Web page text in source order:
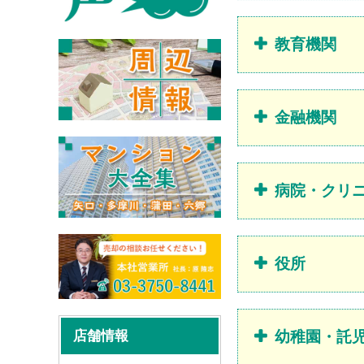
店舗情報
教育機関
金融機関
病院・クリ
役所
幼稚園・託